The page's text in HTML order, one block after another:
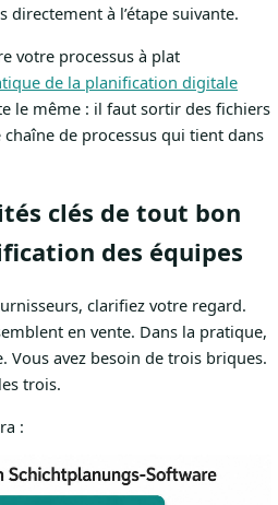
directement à l’étape suivante.
votre processus à plat
de la planification digitale
le même : il faut sortir des fichiers
de processus qui tient dans
clés de tout bon
des équipes
clarifiez votre regard.
en vente. Dans la pratique,
Vous avez besoin de trois briques.
trois.
: